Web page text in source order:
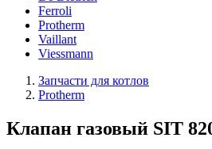
Ferroli
Protherm
Vaillant
Viessmann
Запчасти для котлов
Protherm
Клапан газовый SIT